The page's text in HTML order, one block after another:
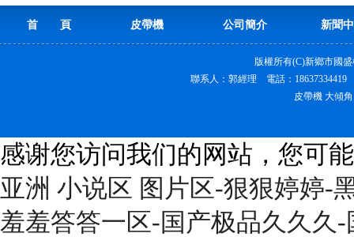
首 頁 皮帶機 公司簡介 新聞
版權所有(C)新鄉市國
聯系人：郭經理 電話：18637334419
皮帶機 大傾
感谢您访问我们的网站，您可
亚洲 小说区 图片区-狠狠婷婷-
羞羞答答一区-国产极品久久久